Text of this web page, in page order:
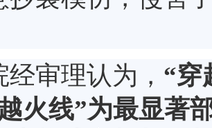
审理认为， “穿
火线”为最显著